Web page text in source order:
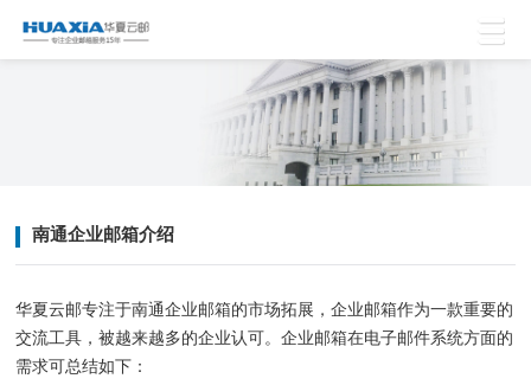
南通企业邮箱介绍
华夏云邮专注于南通企业邮箱的市场拓展，企业邮箱作为一款重要的
交流工具，被越来越多的企业认可。企业邮箱在电子邮件系统方面的
需求可总结如下：